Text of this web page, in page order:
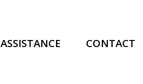
ASSISTANCE CONTACT